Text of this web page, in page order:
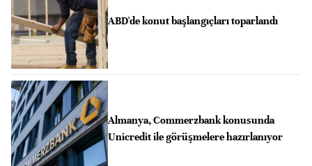
ABD'de konut başlangıçları toparlandı
Almanya, Commerzbank konusunda
Unicredit ile görüşmelere hazırlanıyor